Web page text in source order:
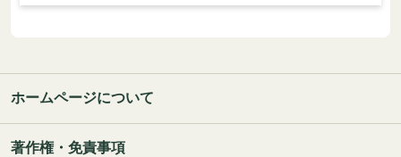
ホームページについて
著作権・免責事項